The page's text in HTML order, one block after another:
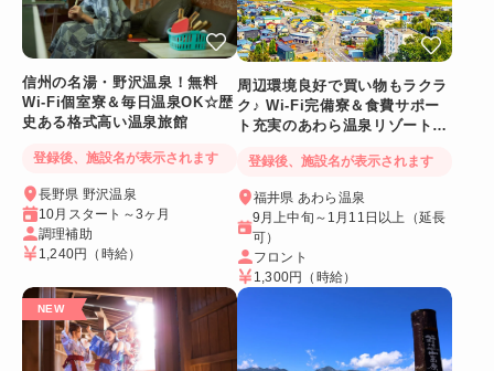
信州の名湯・野沢温泉！無料
Wi-Fi個室寮＆毎日温泉OK☆歴
史ある格式高い温泉旅館
登録後、施設名が表示されます
長野県 野沢温泉
10月スタート～3ヶ月
調理補助
1,240円 （時給）
周辺環境良好で買い物もラクラ
ク♪ Wi-Fi完備寮＆食費サポー
ト充実のあわら温泉リゾートバ
登録後、施設名が表示されます
福井県 あわら温泉
9月上中旬～1月11日以上（延長
可）
フロント
1,300円 （時給）